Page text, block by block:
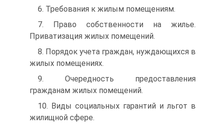
6. Требования к жилым помещениям.
7. Право собственности на жилье.
Приватизация жилых помещений.
8. Порядок учета граждан, нуждающихся в
жилых помещениях.
9. Очередность предоставления
гражданам жилых помещений.
10. Виды социальных гарантий и льгот в
жилищной сфере.